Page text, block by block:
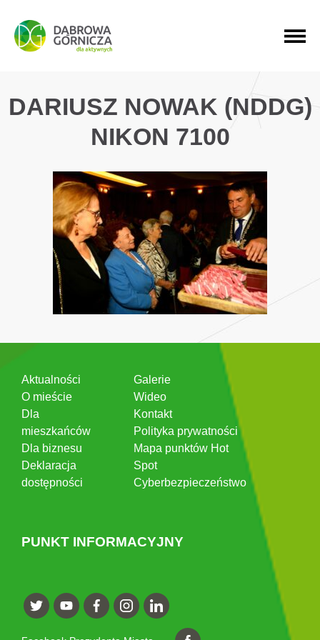
PRZEJDŹ DO MENU GŁÓWNEGO
PRZEJDŹ DO WYSZUKIWARKI
PRZEJDŹ DO TREŚCI
DARIUSZ NOWAK (NDDG)
NIKON 7100
Aktualności
O mieście
Dla
mieszkańców
Dla biznesu
Deklaracja
dostępności
Galerie
Wideo
Kontakt
Polityka prywatności
Mapa punktów Hot
Spot
Cyberbezpieczeństwo
PUNKT INFORMACYJNY